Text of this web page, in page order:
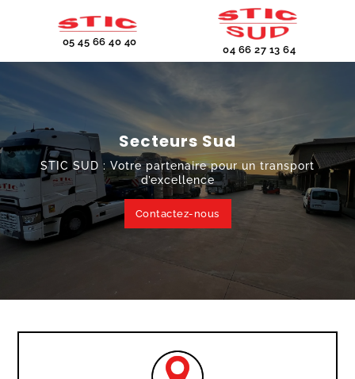
05 45 66 40 40
04 66 27 13 64
Secteurs Sud
STIC SUD : Votre partenaire pour un transport
d’excellence
Contactez-nous